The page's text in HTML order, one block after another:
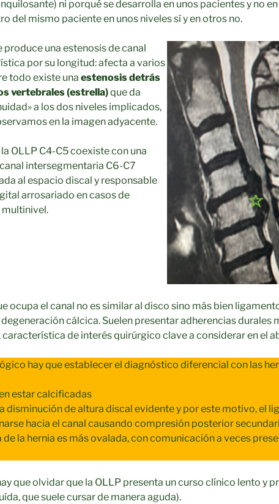
ni porqué se desarrolla en unos pacientes y no
del mismo paciente en unos niveles sí y en otros no.
produce una estenosis de canal
por su longitud: afecta a varios
todo existe una estenosis detrás
vertebrales (estrella)que da
a los dos niveles implicados,
en la imagen adyacente.
la OLLP C4-C5 coexiste con una
intersegmentaria C6-C7
al espacio discal y responsable
arrosariado en casos de
ocupa el canal no es similar al disco sino más bien
cálcica. Suelen presentar adherencias durales
de interés quirúrgico clave a considerar en el
hay que establecer el diagnóstico diferencial con las
estar calcificadas
disminución de altura discal evidente y por este motivo, el
hacia el canal causando compresión posterior
la hernia es más ovalada, con comunicación a veces
que olvidar que la OLLP presenta un curso clínico lento y
que suele cursar de manera aguda).